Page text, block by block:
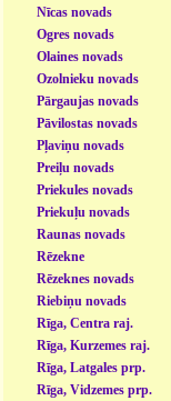
Nīcas novads
Ogres novads
Olaines novads
Ozolnieku novads
Pārgaujas novads
Pāvilostas novads
Pļaviņu novads
Preiļu novads
Priekules novads
Priekuļu novads
Raunas novads
Rēzekne
Rēzeknes novads
Riebiņu novads
Rīga, Centra raj.
Rīga, Kurzemes raj.
Rīga, Latgales prp.
Rīga, Vidzemes prp.